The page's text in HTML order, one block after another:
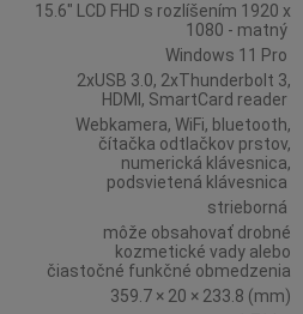
15.6" LCD FHD s rozlíšením 1920 x
1080 - matný
Windows 11 Pro
2xUSB 3.0, 2xThunderbolt 3,
HDMI, SmartCard reader
Webkamera, WiFi, bluetooth,
čítačka odtlačkov prstov,
numerická klávesnica,
podsvietená klávesnica
strieborná
môže obsahovať drobné
kozmetické vady alebo
čiastočné funkčné obmedzenia
359.7 × 20 × 233.8 (mm)